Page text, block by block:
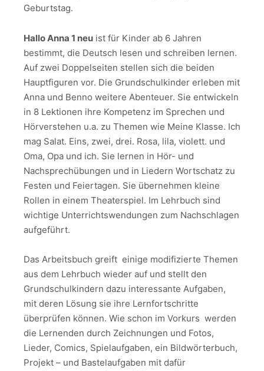
Geburtstag.
Hallo Anna 1 neu ist für Kinder ab 6 Jahren
bestimmt, die Deutsch lesen und schreiben lernen.
Auf zwei Doppelseiten stellen sich die beiden
Hauptfiguren vor. Die Grundschulkinder erleben mit
Anna und Benno weitere Abenteuer. Sie entwickeln
in 8 Lektionen ihre Kompetenz im Sprechen und
Hörverstehen u.a. zu Themen wie Meine Klasse. Ich
mag Salat. Eins, zwei, drei. Rosa, lila, violett. und
Oma, Opa und ich. Sie lernen in Hör- und
Nachsprechübungen und in Liedern Wortschatz zu
Festen und Feiertagen. Sie übernehmen kleine
Rollen in einem Theaterspiel. Im Lehrbuch sind
wichtige Unterrichtswendungen zum Nachschlagen
aufgeführt.
Das Arbeitsbuch greift einige modifizierte Themen
aus dem Lehrbuch wieder auf und stellt den
Grundschulkindern dazu interessante Aufgaben,
mit deren Lösung sie ihre Lernfortschritte
überprüfen können. Wie schon im Vorkurs werden
die Lernenden durch Zeichnungen und Fotos,
Lieder, Comics, Spielaufgaben, ein Bildwörterbuch,
Projekt – und Bastelaufgaben mit dafür